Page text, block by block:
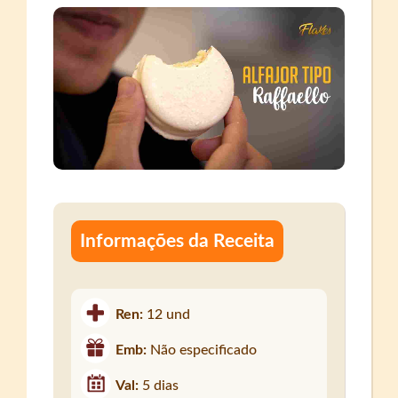
Informações da Receita
Ren: 12 und
Emb: Não especificado
Val: 5 dias